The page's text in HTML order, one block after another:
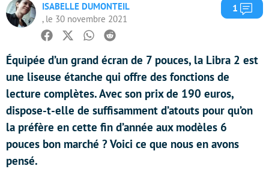
ISABELLE DUMONTEIL
, le 30 novembre 2021
1
Facebook
TwitterWhatsapp
Reddit
Équipée d’un grand écran de 7 pouces, la Libra 2 est
une liseuse étanche qui offre des fonctions de
lecture complètes. Avec son prix de 190 euros,
dispose-t-elle de suffisamment d’atouts pour qu’on
la préfère en cette fin d’année aux modèles 6
pouces bon marché ? Voici ce que nous en avons
pensé.